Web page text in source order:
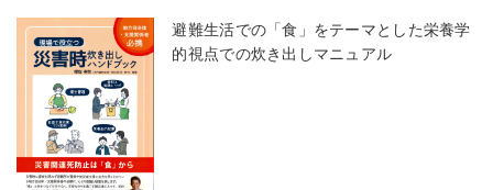
避難生活での「食」をテーマとした栄養学
的視点での炊き出しマニュアル